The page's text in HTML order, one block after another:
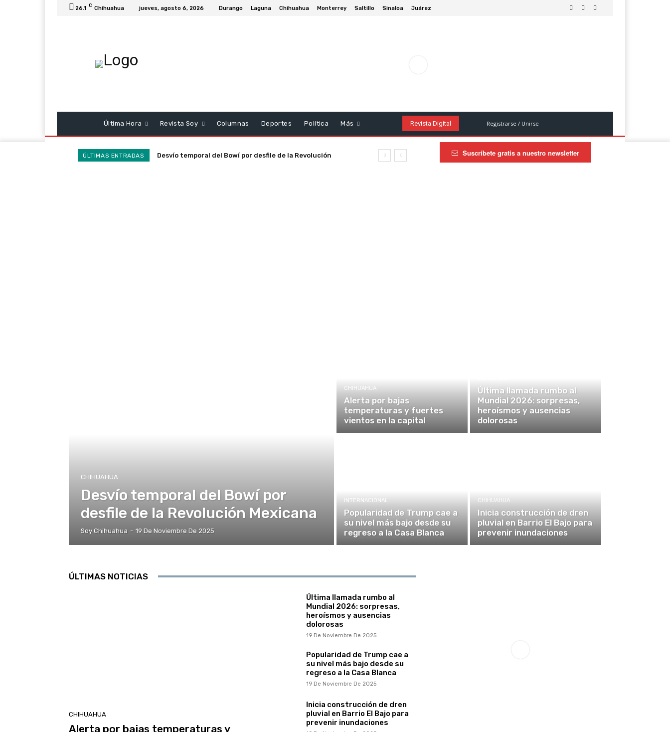
26.1 C Chihuahua jueves, agosto 6, 2026 Durango Laguna Chihuahua Monterrey Saltillo Sinaloa Juárez
Última Hora Revista Soy Columnas Deportes Política Más Revista Digital Registrarse / Unirse
ÚLTIMAS ENTRADAS
Desvío temporal del Bowí por desfile de la Revolución
Suscríbete gratis a nuestro newsletter
CHIHUAHUA
Desvío temporal del Bowí por
desfile de la Revolución Mexicana
Soy Chihuahua - 19 De Noviembre De 2025
CHIHUAHUA
Alerta por bajas
temperaturas y fuertes
vientos en la capital
Última llamada rumbo al
Mundial 2026: sorpresas,
heroísmos y ausencias
dolorosas
INTERNACIONAL
Popularidad de Trump cae a
su nivel más bajo desde su
regreso a la Casa Blanca
CHIHUAHUA
Inicia construcción de dren
pluvial en Barrio El Bajo para
prevenir inundaciones
ÚLTIMAS NOTICIAS
CHIHUAHUA
Alerta por bajas temperaturas y
Última llamada rumbo al
Mundial 2026: sorpresas,
heroísmos y ausencias
dolorosas
19 De Noviembre De 2025
Popularidad de Trump cae a
su nivel más bajo desde su
regreso a la Casa Blanca
19 De Noviembre De 2025
Inicia construcción de dren
pluvial en Barrio El Bajo para
prevenir inundaciones